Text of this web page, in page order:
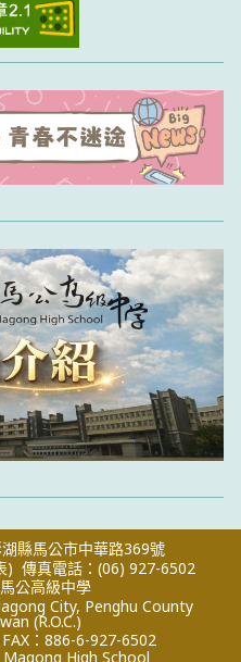
縣馬公市中華路369號
) 傳真電話：(06) 927-6502
公高級中學
City, Penghu County
(R.O.C.)
FAX：886-6-927-6502
High School